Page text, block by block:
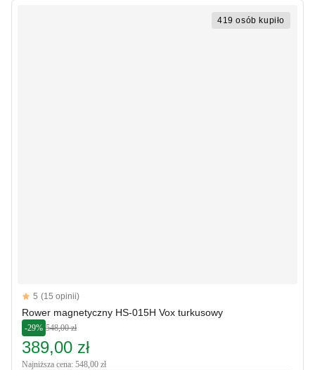
419 osób kupiło
Reviews
5 out of 5 stars
5 (15 opinii)
Rower magnetyczny HS-015H Vox turkusowy
-29% 548,00 zł
389,00 zł
Najniższa cena: 548,00 zł